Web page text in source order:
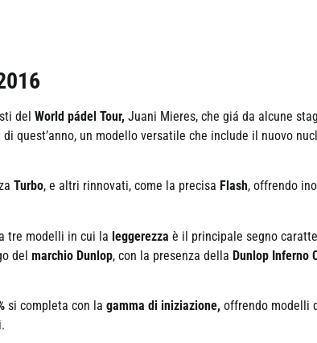
del World pádel Tour, Juani Mieres, che giá da alcune
di quest’anno, un modello versatile che include il nuovo
Turbo, e altri rinnovati, come la precisa Flash, offrendo
tre modelli in cui la leggerezza è il principale segno
del marchio Dunlop, con la presenza della Dunlop Inferno
si completa con la gamma di iniziazione, offrendo modelli